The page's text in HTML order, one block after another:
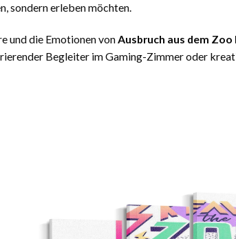
sondern erleben möchten.
und die Emotionen von Ausbruch aus dem
Begleiter im Gaming-Zimmer oder